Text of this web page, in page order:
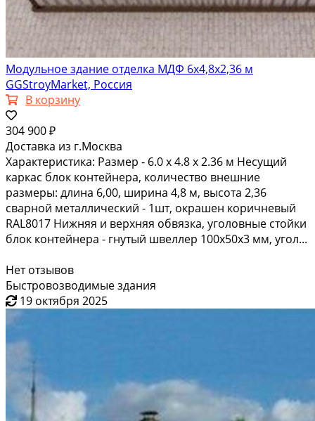
Модульное здание отделка МДФ 6х4,8х2,36 м
GGStroyMarket, Россия
В корзину
304 900 ₽
Доставка из г.Москва
Характеристика: Размер - 6.0 х 4.8 х 2.36 м Несущий
каркас блок контейнера, количество внешние
размеры: длина 6,00, ширина 4,8 м, высота 2,36
сварной металлический - 1шт, окрашен коричневый
RAL8017 Нижняя и верхняя обвязка, уголовные стойки
блок контейнера - гнутый швеллер 100х50х3 мм, угол...
Нет отзывов
Быстровозводимые здания
19 октября 2025